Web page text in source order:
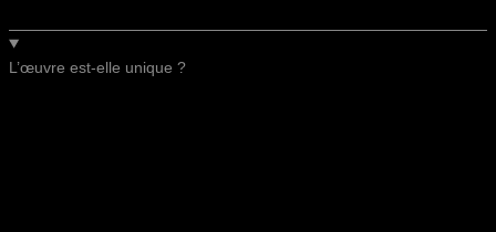
L’œuvre est-elle unique ?